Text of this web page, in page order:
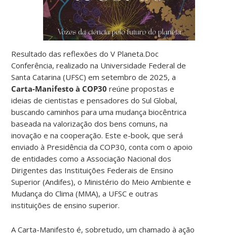
Resultado das reflexões do V Planeta.Doc
Conferência, realizado na Universidade Federal de
Santa Catarina (UFSC) em setembro de 2025, a
Carta-Manifesto à COP30 reúne propostas e
ideias de cientistas e pensadores do Sul Global,
buscando caminhos para uma mudança biocêntrica
baseada na valorização dos bens comuns, na
inovação e na cooperação. Este e-book, que será
enviado à Presidência da COP30, conta com o apoio
de entidades como a Associação Nacional dos
Dirigentes das Instituições Federais de Ensino
Superior (Andifes), o Ministério do Meio Ambiente e
Mudança do Clima (MMA), a UFSC e outras
instituições de ensino superior.
A Carta-Manifesto é, sobretudo, um chamado à ação